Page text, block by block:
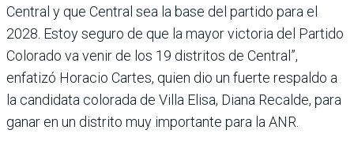
Cen­tral y que Central sea la base del partido para el
2028. Estoy seguro de que la mayor victoria del Partido
Colorado va venir de los 19 distritos de Central”,
enfatizó Horacio Cartes, quien dio un fuerte respaldo a
la can­didata colorada de Villa Elisa, Diana Recalde, para
ganar en un distrito muy importante para la ANR.